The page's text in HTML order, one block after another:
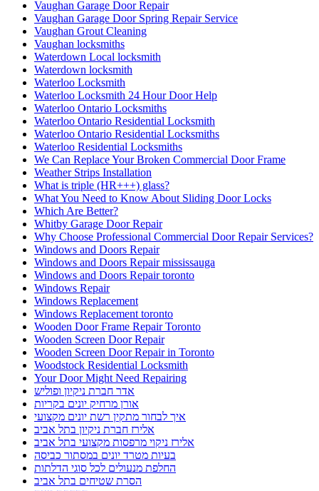
Vaughan Garage Door Repair
Vaughan Garage Door Spring Repair Service
Vaughan Grout Cleaning
Vaughan locksmiths
Waterdown Local locksmith
Waterdown locksmith
Waterloo Locksmith
Waterloo Locksmith 24 Hour Door Help
Waterloo Ontario Locksmiths
Waterloo Ontario Residential Locksmith
Waterloo Ontario Residential Locksmiths
Waterloo Residential Locksmiths
We Can Replace Your Broken Commercial Door Frame
Weather Strips Installation
What is triple (HR+++) glass?
What You Need to Know About Sliding Door Locks
Which Are Better?
Whitby Garage Door Repair
Why Choose Professional Commercial Door Repair Services?
Windows and Doors Repair
Windows and Doors Repair mississauga
Windows and Doors Repair toronto
Windows Repair
Windows Replacement
Windows Replacement toronto
Wooden Door Frame Repair Toronto
Wooden Screen Door Repair
Wooden Screen Door Repair in Toronto
Woodstock Residential Locksmith
Your Door Might Need Repairing
אדר חברת ניקיון ופוליש
אורן מרחיק יונים בקריות
איך לבחור מתקין רשת יונים מקצועי
אלירז חברת ניקיון בתל אביב
אלירז ניקוי מרפסות מקצועי בתל אביב
בעיות מטרד יונים במסתור כביסה
החלפת מנעולים לכל סוגי הדלתות
הסרת שטיחים בתל אביב